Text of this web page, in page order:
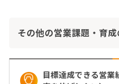
その他の営業課題・育
目標達成できる営業